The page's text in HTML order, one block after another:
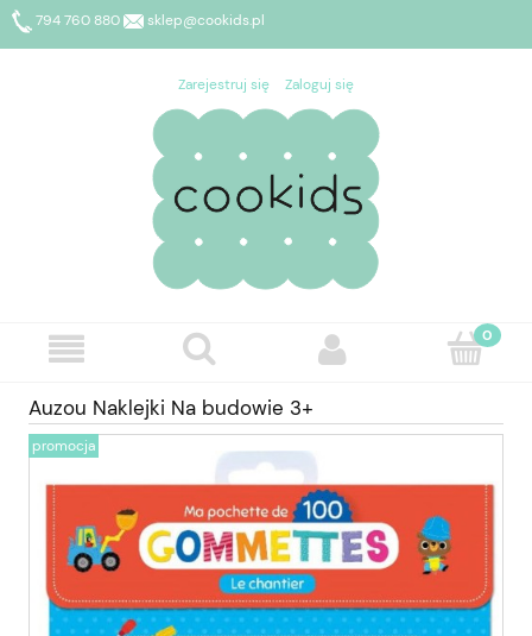
794 760 880 sklep@cookids.pl
Zarejestruj się Zaloguj się
Auzou Naklejki Na budowie 3+
promocja